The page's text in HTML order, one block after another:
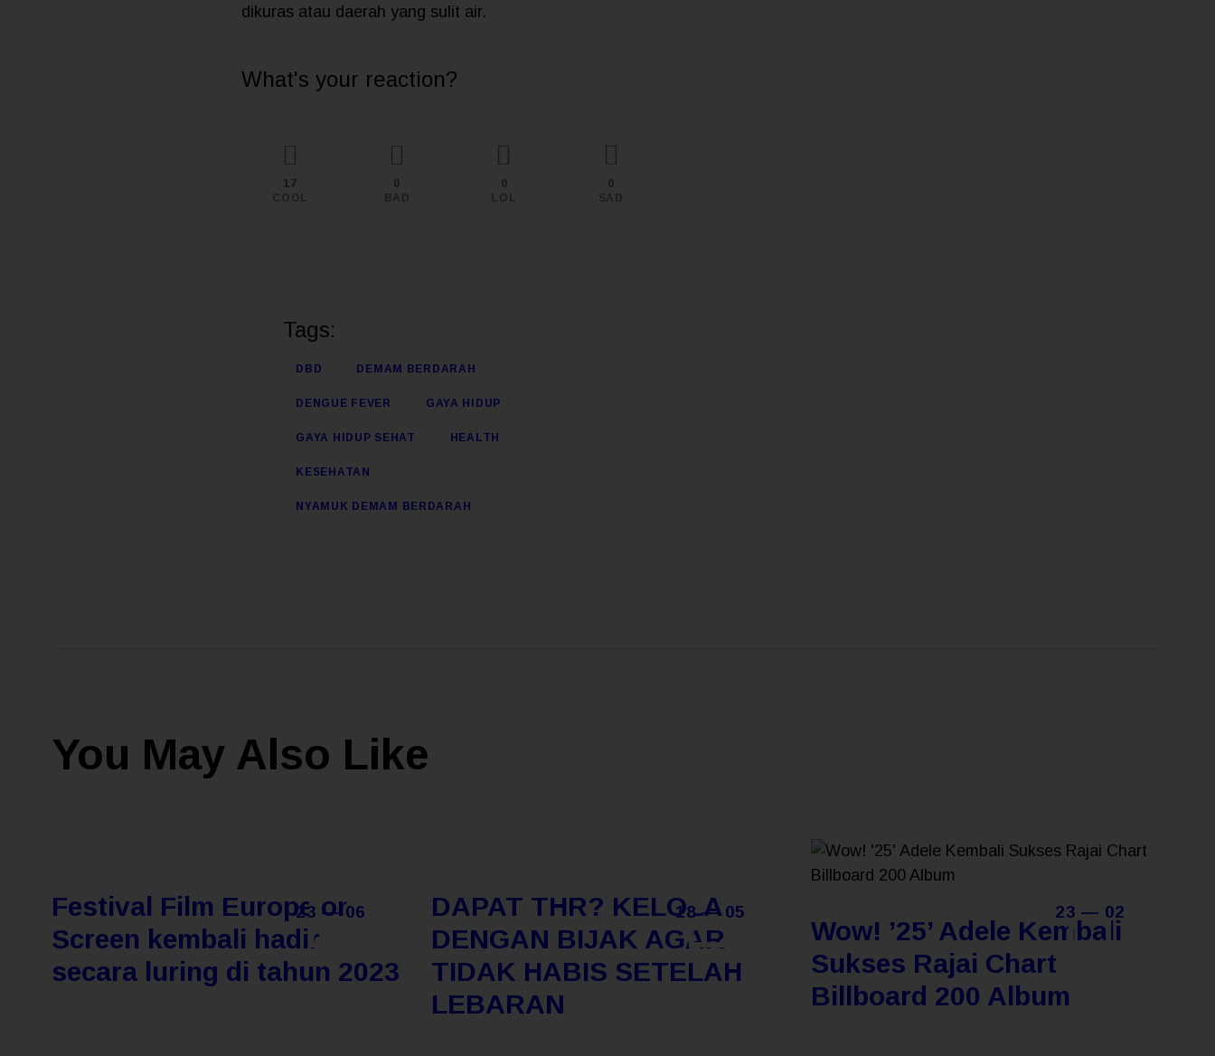
dikuras atau daerah yang sulit air.
What's your reaction?
17
COOL
0
BAD
0
LOL
0
SAD
Tags:
DBD DEMAM BERDARAH
DENGUE FEVER GAYA HIDUP
GAYA HIDUP SEHAT HEALTH
KESEHATAN
NYAMUK DEMAM BERDARAH
You May Also Like
23 — 06
Festival Film Europe on
Screen kembali hadir
secara luring di tahun 2023
18 — 05
DAPAT THR? KELOLA
DENGAN BIJAK AGAR
TIDAK HABIS SETELAH
LEBARAN
23 — 02
Wow! ’25’ Adele Kembali
Sukses Rajai Chart
Billboard 200 Album